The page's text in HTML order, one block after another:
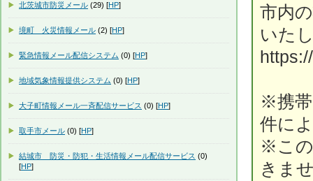
市内
いた
※携帯
件に
※この
きま
北茨城市防災メール (29) [HP]
境町 火災情報メール (2) [HP]
緊急情報メール配信システム (0) [HP]
地域気象情報提供システム (0) [HP]
大子町情報メール一斉配信サービス (0) [HP]
取手市メール (0) [HP]
結城市 防災・防犯・生活情報メール配信サービス (0)
[HP]